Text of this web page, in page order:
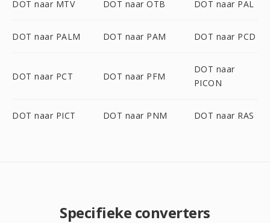
DOT naar MTV DOT naar OTB DOT naar PAL
DOT naar PALM DOT naar PAM DOT naar PCD
DOT naar PCT DOT naar PFM
DOT naar
PICON
DOT naar PICT DOT naar PNM DOT naar RAS
Specifieke converters